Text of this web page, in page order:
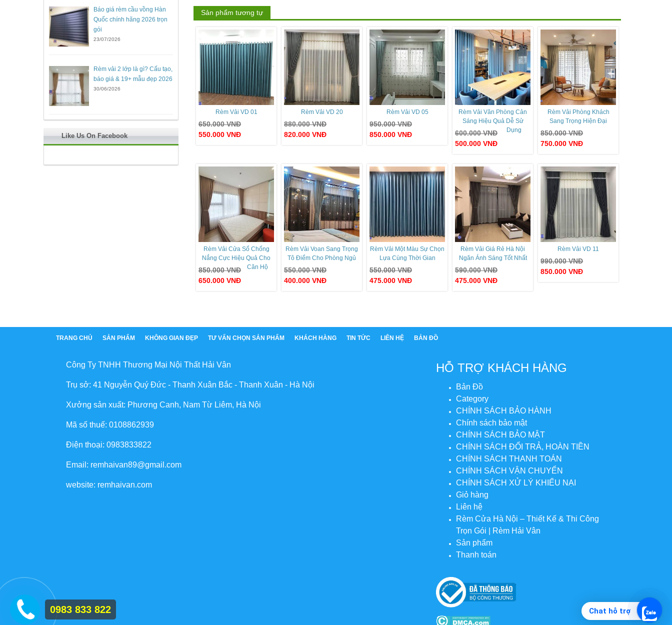
Sản phẩm tương tự
Rèm Vải VD 01
650.000VNĐ
550.000 VNĐ
Rèm Vải VD 20
880.000VNĐ
820.000 VNĐ
Rèm Vải VD 05
950.000VNĐ
850.000 VNĐ
Rèm Vải Văn Phòng Cản
Sáng Hiệu Quả Dễ Sử
Dụng
600.000VNĐ
500.000 VNĐ
Rèm Vải Phòng Khách
Sang Trọng Hiện Đại
850.000VNĐ
750.000 VNĐ
Rèm Vải Cửa Sổ Chống
Nắng Cực Hiệu Quả Cho
Căn Hộ
850.000VNĐ
650.000 VNĐ
Rèm Vải Voan Sang Trọng
Tô Điểm Cho Phòng Ngủ
550.000VNĐ
400.000 VNĐ
Rèm Vải Một Màu Sự Chọn
Lựa Cùng Thời Gian
550.000VNĐ
475.000 VNĐ
Rèm Vải Giá Rẻ Hà Nội
Ngăn Ánh Sáng Tốt Nhất
590.000VNĐ
475.000 VNĐ
Rèm Vải VD 11
990.000VNĐ
850.000 VNĐ
Báo giá rèm cầu vồng Hàn
Quốc chính hãng 2026 trọn
gói
23/07/2026
Rèm vải 2 lớp là gì? Cấu tạo,
báo giá & 19+ mẫu đẹp 2026
30/06/2026
Like Us On Facebook
TRANG CHỦ SẢN PHẨM KHÔNG GIAN ĐẸP TƯ VẤN CHỌN SẢN PHẨM KHÁCH HÀNG TIN TỨC LIÊN HỆ BẢN ĐỒ
Công Ty TNHH Thương Mại Nội Thất Hải Vân
Trụ sở: 41 Nguyễn Quý Đức - Thanh Xuân Bắc - Thanh Xuân - Hà Nội
Xưởng sản xuất: Phương Canh, Nam Từ Liêm, Hà Nội
Mã số thuế: 0108862939
Điện thoại: 0983833822
Email: remhaivan89@gmail.com
website: remhaivan.com
HỖ TRỢ KHÁCH HÀNG
Bản Đồ
Category
CHÍNH SÁCH BẢO HÀNH
Chính sách bảo mật
CHÍNH SÁCH BẢO MẬT
CHÍNH SÁCH ĐỔI TRẢ, HOÀN TIỀN
CHÍNH SÁCH THANH TOÁN
CHÍNH SÁCH VẬN CHUYỂN
CHÍNH SÁCH XỬ LÝ KHIẾU NẠI
Giỏ hàng
Liên hệ
Rèm Cửa Hà Nội – Thiết Kế & Thi Công
Trọn Gói | Rèm Hải Vân
Sản phẩm
Thanh toán
0983 833 822 Chat hỗ trợ